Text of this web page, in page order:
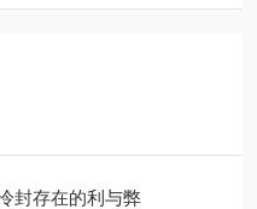
封存在的利与弊